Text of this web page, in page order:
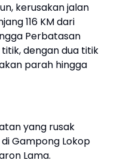
kerusakan jalan
116 KM dari
Perbatasan
dengan dua titik
parah hingga
yang rusak
Gampong Lokop
Lama.